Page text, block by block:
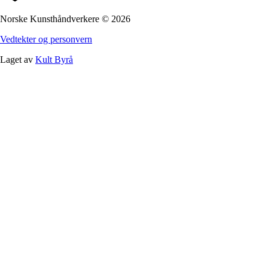
Norske Kunsthåndverkere © 2026
Vedtekter og personvern
Laget av Kult Byrå